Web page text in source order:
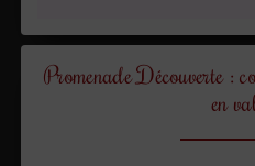
Promenade Découverte :
en